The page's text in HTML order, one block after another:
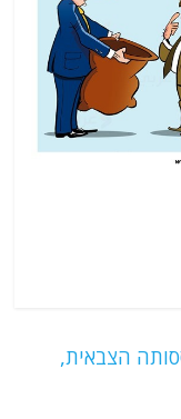
הצבאית,